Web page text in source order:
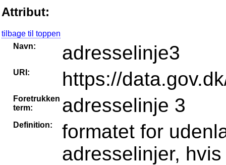
Attribut:
tilbage til toppen
Navn:
adresselinje3
URI: https://
Foretrukken
term:
adresselinje 3
Definition:
formatet for
adresselinjer,